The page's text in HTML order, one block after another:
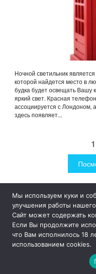
Ночной светильник
которой найдется место в
будка будет освещать Вашу
яркий свет. Красная
ассоциируется с Лондоном,
здесь появляет...
1Like
© 20191Like– это
дома и улицы,
гаджеты, причудливые
просто оригинальные
Мы используем куки и
улучшения работы нашего
Сайт может содержать
Если Вы продолжите
что Вам исполнилось 18
использованием cookies.